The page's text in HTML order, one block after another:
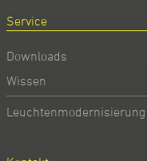
Service
Downloads
Wissen
Leuchtenmodernisierung